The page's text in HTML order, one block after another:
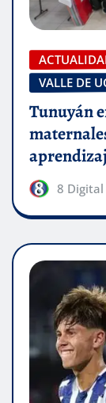
VALLE DE
Tunuyán
8 Digital